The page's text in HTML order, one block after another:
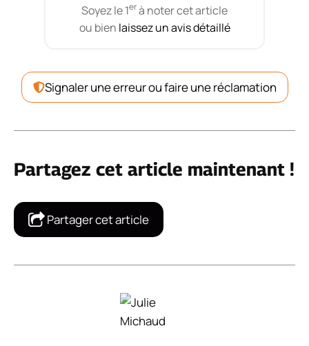
Soyez le 1erà noter cet article
ou bien laissez un avis détaillé
Signaler une erreur ou faire une réclamation
Partagez cet article maintenant !
Partager cet article